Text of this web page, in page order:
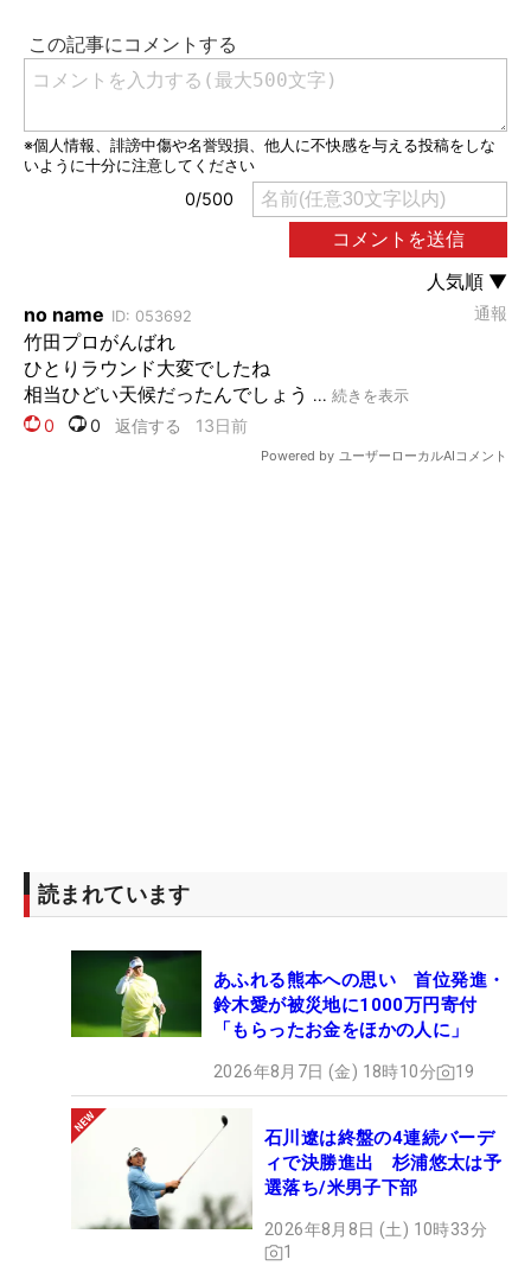
読まれています
あふれる熊本への思い 首位発進・
鈴木愛が被災地に1000万円寄付
「もらったお金をほかの人に」
2026年8月7日 (金) 18時10分 19
石川遼は終盤の4連続バーデ
ィで決勝進出 杉浦悠太は予
選落ち/米男子下部
2026年8月8日 (土) 10時33分
1